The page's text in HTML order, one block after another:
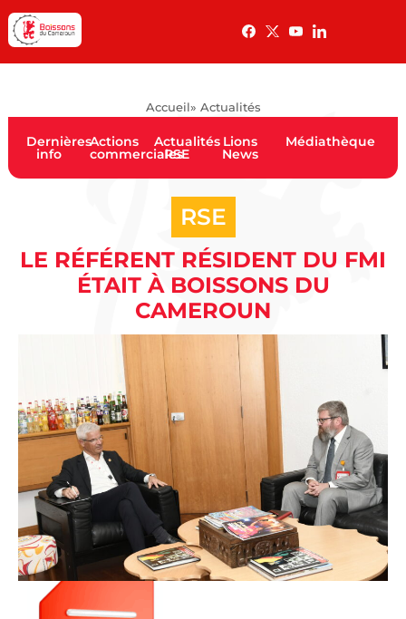
Accueil» Actualités
Dernières
info
Actions
commerciales
Actualités
RSE
Lions
News
Médiathèque
RSE
LE RÉFÉRENT RÉSIDENT DU FMI
ÉTAIT À BOISSONS DU
CAMEROUN